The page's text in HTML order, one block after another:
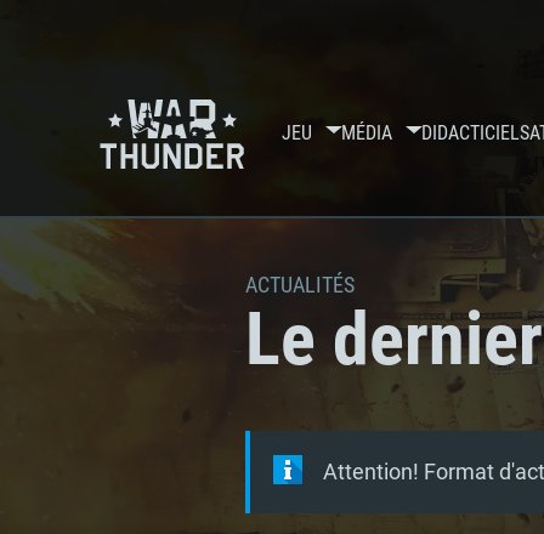
JEU MÉDIA DIDACTICIELS
ACTUALITÉS
Le
Attention! Format